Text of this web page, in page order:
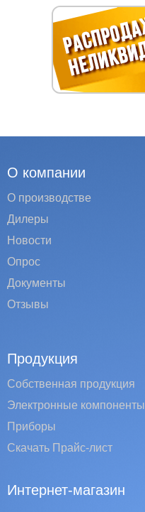
О компании
О производстве
Дилеры
Новости
Опрос
Документы
Отзывы
Продукция
Собственная продукция
Электронные компоненты
Приборы
Скачать Прайс-лист
Интернет-магазин